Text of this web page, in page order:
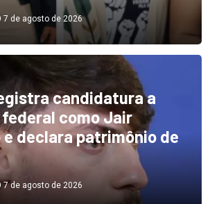
7 de agosto de 2026
candidatura a
como Jair
e declara patrimônio de
7 de agosto de 2026